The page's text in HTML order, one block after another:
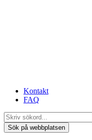
Kontakt
FAQ
Sök på webbplatsen